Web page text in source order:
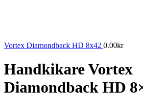
Vortex Diamondback HD 8x42 0.00kr
Handkikare Vortex
Diamondback HD